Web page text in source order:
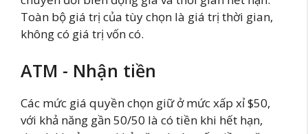
Toàn bộ giá trị của tùy chọn là giá trị thời gian,
không có giá trị vốn có.
ATM - Nhận tiền
Các mức giá quyền chọn giữ ở mức xấp xỉ $50,
với khả năng gần 50/50 là có tiền khi hết hạn,